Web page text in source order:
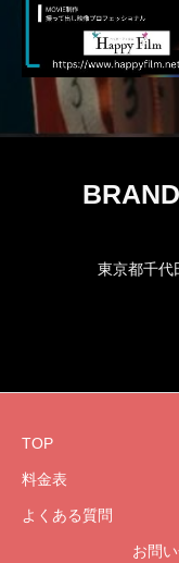
東京都千代
TOP
料金表
よくある質問
お問